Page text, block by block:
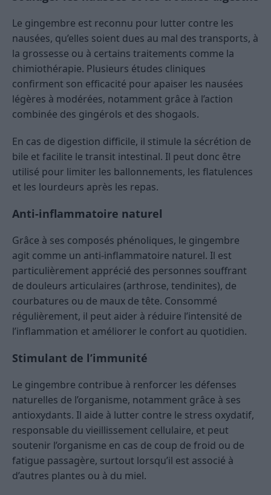
Le gingembre est reconnu pour lutter contre les
nausées, qu’elles soient dues au mal des transports, à
la grossesse ou à certains traitements comme la
chimiothérapie. Plusieurs études cliniques
confirment son efficacité pour apaiser les nausées
légères à modérées, notamment grâce à l’action
combinée des gingérols et des shogaols.
En cas de digestion difficile, il stimule la sécrétion de
bile et facilite le transit intestinal. Il peut donc être
utilisé pour limiter les ballonnements, les flatulences
et les lourdeurs après les repas.
Anti-inflammatoire naturel
Grâce à ses composés phénoliques, le gingembre
agit comme un anti-inflammatoire naturel. Il est
particulièrement apprécié des personnes souffrant
de douleurs articulaires (arthrose, tendinites), de
courbatures ou de maux de tête. Consommé
régulièrement, il peut aider à réduire l’intensité de
l’inflammation et améliorer le confort au quotidien.
Stimulant de l’immunité
Le gingembre contribue à renforcer les défenses
naturelles de l’organisme, notamment grâce à ses
antioxydants. Il aide à lutter contre le stress oxydatif,
responsable du vieillissement cellulaire, et peut
soutenir l’organisme en cas de coup de froid ou de
fatigue passagère, surtout lorsqu’il est associé à
d’autres plantes ou à du miel.